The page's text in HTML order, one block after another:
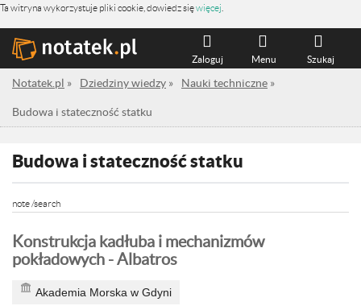
Ta witryna wykorzystuje pliki cookie, dowiedz sięwięcej
Szukaj
Menu
Zaloguj
Notatek.pl » Dziedziny wiedzy » Nauki techniczne »
Budowa i stateczność statku
Budowa i stateczność statku
note /search
Konstrukcja kadłuba i mechanizmów
pokładowych - Albatros
Akademia Morska w Gdyni